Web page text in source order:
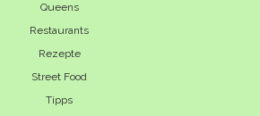
Queens
Restaurants
Rezepte
Street Food
Tipps